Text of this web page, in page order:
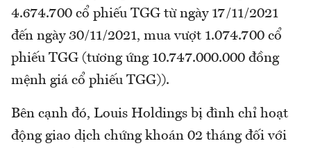
4.674.700 cổ phiếu TGG từ ngày 17/11/2021
đến ngày 30/11/2021, mua vượt 1.074.700 cổ
phiếu TGG (tương ứng 10.747.000.000 đồng
mệnh giá cổ phiếu TGG)).
Bên cạnh đó, Louis Holdings bị đình chỉ hoạt
động giao dịch chứng khoán 02 tháng đối với